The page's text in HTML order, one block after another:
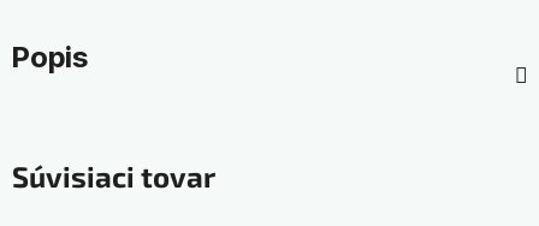
Popis
Súvisiaci tovar